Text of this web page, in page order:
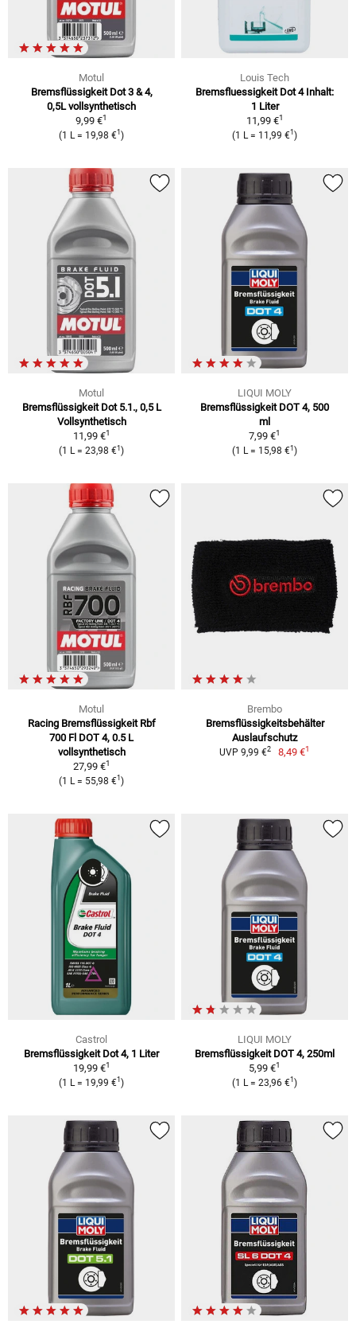
Motul
Bremsflüssigkeit Dot 3 & 4,
0,5L vollsynthetisch
9,99 €1
(1 L = 19,98 €1 )
Louis Tech
Bremsfluessigkeit Dot 4 Inhalt:
1 Liter
11,99 €1
(1 L = 11,99 €1 )
Motul
Bremsflüssigkeit Dot 5.1., 0,5 L
Vollsynthetisch
11,99 €1
(1 L = 23,98 €1 )
LIQUI MOLY
Bremsflüssigkeit DOT 4, 500
ml
7,99 €1
(1 L = 15,98 €1 )
Motul
Racing Bremsflüssigkeit Rbf
700 Fl DOT 4, 0.5 L
vollsynthetisch
27,99 €1
(1 L = 55,98 €1 )
Brembo
Bremsflüssigkeitsbehälter
Auslaufschutz
UVP 9,99 €2 8,49 €1
Castrol
Bremsflüssigkeit Dot 4, 1 Liter
19,99 €1
(1 L = 19,99 €1 )
LIQUI MOLY
Bremsflüssigkeit DOT 4, 250ml
5,99 €1
(1 L = 23,96 €1 )